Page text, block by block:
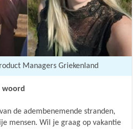
Managers Griekenland
woord
de adembenemende stranden,
mensen. Wil je graag op vakantie